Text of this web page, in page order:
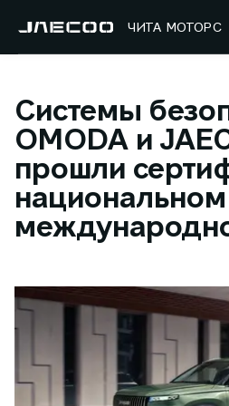
ЧИТА МОТОРС
Системы
OMODA и
прошли